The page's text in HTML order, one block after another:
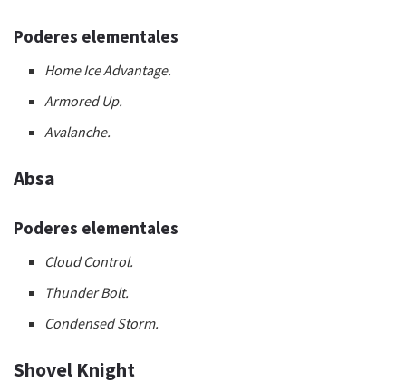
Poderes elementales
Home Ice Advantage.
Armored Up.
Avalanche.
Absa
Poderes elementales
Cloud Control.
Thunder Bolt.
Condensed Storm.
Shovel Knight